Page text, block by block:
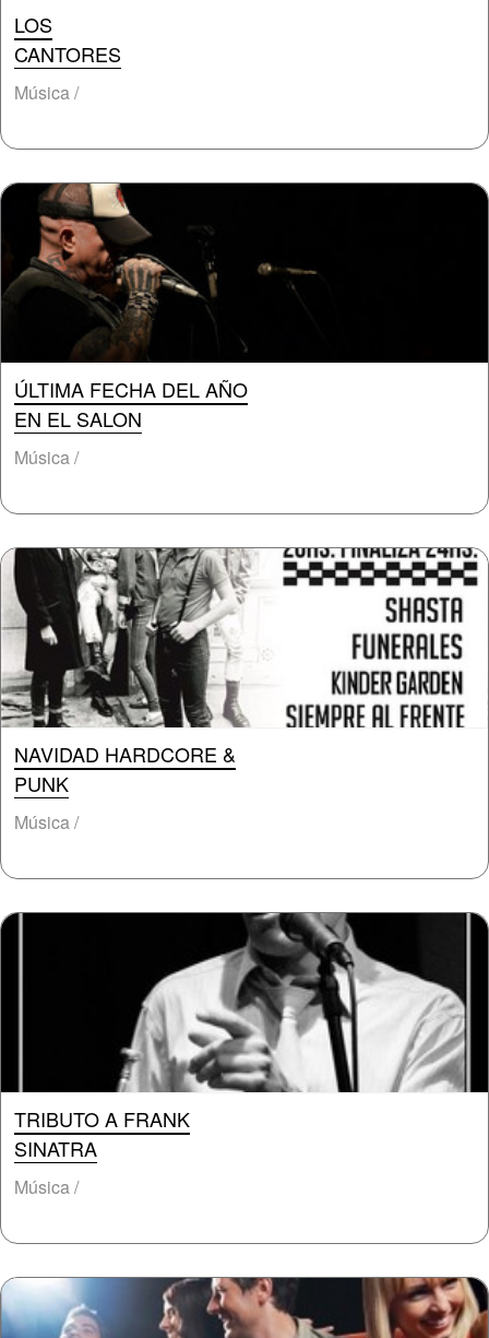
LOS
CANTORES
Música /
ÚLTIMA FECHA DEL AÑO
EN EL SALON
Música /
NAVIDAD HARDCORE &
PUNK
Música /
TRIBUTO A FRANK
SINATRA
Música /